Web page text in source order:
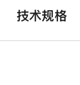
技术规格